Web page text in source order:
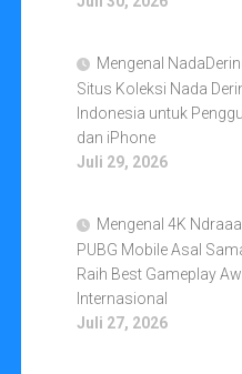
Mengenal
Situs Koleksi Nada
Indonesia untuk
dan iPhone
Juli 29, 2026
Mengenal 4K
PUBG Mobile Asal
Raih Best Gameplay
Internasional
Juli 27, 2026